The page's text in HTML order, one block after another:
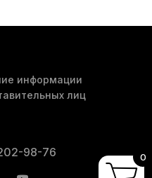
информации
лиц
98-76 0